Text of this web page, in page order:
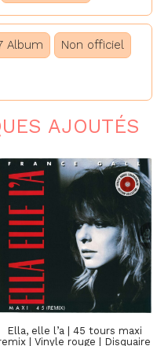
Album Non officiel
AJOUTÉS
Ella, elle l’a | 45 tours maxi
| Vinyle rouge | Disquaire